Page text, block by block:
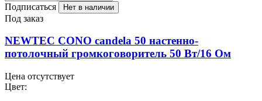
Подписаться
Нет в наличии
Под заказ
NEWTEC CONO candela 50 настенно-
потолочный громкоговоритель 50 Вт/16 Ом
Цена отсутствует
Цвет: